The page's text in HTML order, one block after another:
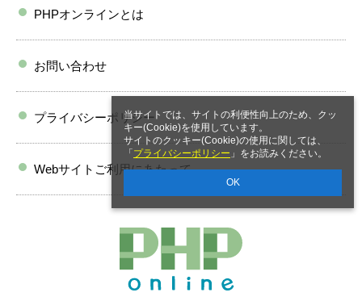
当サイトでは、サイトの利便性向上のため、クッ
キー(Cookie)を使用しています。
サイトのクッキー(Cookie)の使用に関しては、
「 プライバシーポリシー 」をお読みください。
OK
PHPオンラインとは
お問い合わせ
プライバシーポリシー
Webサイトご利用にあたって